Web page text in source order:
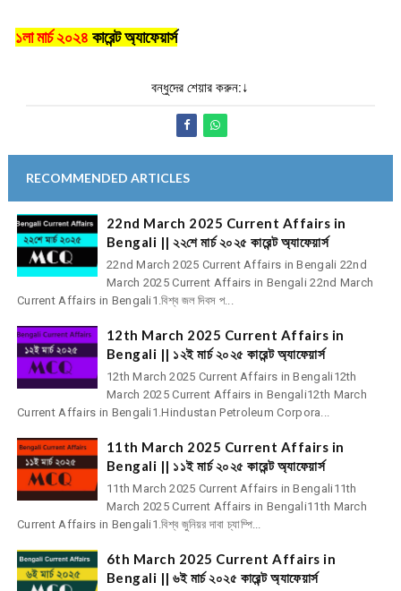
১লা মার্চ ২০২৪ কারেন্ট অ্যাফেয়ার্স
বন্ধুদের শেয়ার করুন:↓
RECOMMENDED ARTICLES
22nd March 2025 Current Affairs in
Bengali || ২২শে মার্চ ২০২৫ কারেন্ট অ্যাফেয়ার্স
22nd March 2025 Current Affairs in Bengali 22nd
March 2025 Current Affairs in Bengali 22nd March
Current Affairs in Bengali1.বিশ্ব জল দিবস প...
12th March 2025 Current Affairs in
Bengali || ১২ই মার্চ ২০২৫ কারেন্ট অ্যাফেয়ার্স
12th March 2025 Current Affairs in Bengali12th
March 2025 Current Affairs in Bengali12th March
Current Affairs in Bengali1.Hindustan Petroleum Corpora...
11th March 2025 Current Affairs in
Bengali || ১১ই মার্চ ২০২৫ কারেন্ট অ্যাফেয়ার্স
11th March 2025 Current Affairs in Bengali11th
March 2025 Current Affairs in Bengali11th March
Current Affairs in Bengali1.বিশ্ব জুনিয়র দাবা চ্যাম্পি...
6th March 2025 Current Affairs in
Bengali || ৬ই মার্চ ২০২৫ কারেন্ট অ্যাফেয়ার্স